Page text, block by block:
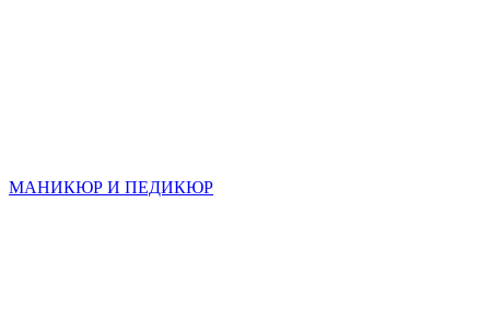
МАНИКЮР И ПЕДИКЮР